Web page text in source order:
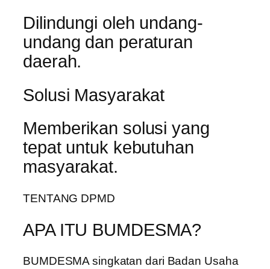
Dilindungi oleh undang-
undang dan peraturan
daerah.
Solusi Masyarakat
Memberikan solusi yang
tepat untuk kebutuhan
masyarakat.
TENTANG DPMD
APA ITU BUMDESMA?
BUMDESMA singkatan dari Badan Usaha